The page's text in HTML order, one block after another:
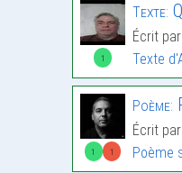
1
Texte:
Écrit par
Texte
1 1
Poème:
Écrit par
Poème